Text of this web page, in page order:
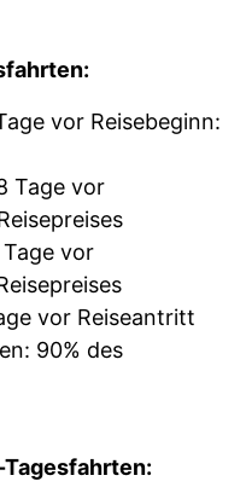
vor Reisebeginn:
Tage vor
vor
vor Reiseantritt
90% des